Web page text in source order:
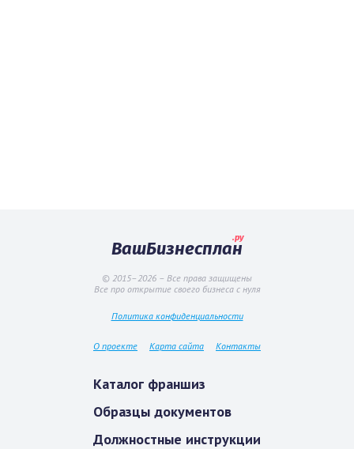
ВашБизнесплан
.ру
© 2015–2026 – Все права защищены
Все про открытие своего бизнеса с нуля
Политика конфиденциальности
О проекте Карта сайта Контакты
Каталог франшиз
Образцы документов
Должностные инструкции